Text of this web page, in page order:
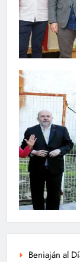
Beniaján al